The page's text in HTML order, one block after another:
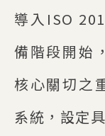
導入ISO
備階段開始
核心關切之
系統，設定